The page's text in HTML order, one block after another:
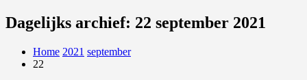
Dagelijks archief: 22 september 2021
Home 2021 september
22